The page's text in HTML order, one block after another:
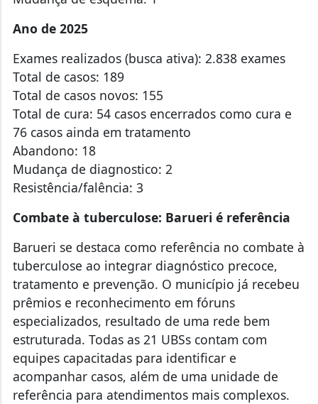
Ano de 2025
Exames realizados (busca ativa): 2.838 exames
Total de casos: 189
Total de casos novos: 155
Total de cura: 54 casos encerrados como cura e
76 casos ainda em tratamento
Abandono: 18
Mudança de diagnostico: 2
Resistência/falência: 3
Combate à tuberculose: Barueri é referência
Barueri se destaca como referência no combate à
tuberculose ao integrar diagnóstico precoce,
tratamento e prevenção. O município já recebeu
prêmios e reconhecimento em fóruns
especializados, resultado de uma rede bem
estruturada. Todas as 21 UBSs contam com
equipes capacitadas para identificar e
acompanhar casos, além de uma unidade de
referência para atendimentos mais complexos.